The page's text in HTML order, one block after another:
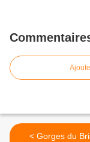
< Gorges du Brian en